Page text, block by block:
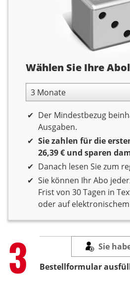
Abolaufzeit
Wählen Sie Ihre
3 Monate Laufzeit
Der Mindestbezug
Ausgaben.
Sie zahlen für die
26,39 € und sparen
Danach lesen Sie zum
Sie können Ihr Abo
Frist von 30 Tagen in
oder auf
Step
3 Bestellformular
Sie